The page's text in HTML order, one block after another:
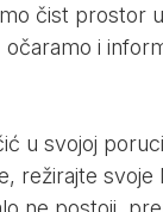
čist prostor
očaramo i
u svojoj
režirajte